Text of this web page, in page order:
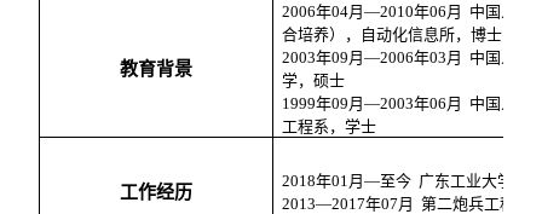
教育背景
2006年04月—2010年06 月 中国人民
合培养），自动化信息所，博士
2003年09 月—2006年03 月 中国人民
学，硕士
1999年09 月—2003年06 月 中国人民
工程系，学士
工作经历
2018年01 月—至今 广东工业大学信
2013—2017年07 月 第二炮兵工程大